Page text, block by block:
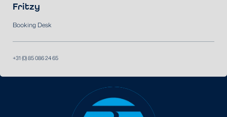
Fritzy
Booking Desk
+31 (0) 85 086 24 65